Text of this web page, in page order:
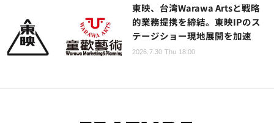
東映、台湾Warawa Artsと戦略
的業務提携を締結。東映IPのス
テージショー現地展開を加速
2026.7.30 Thu 18:00